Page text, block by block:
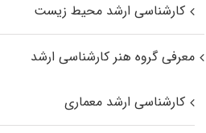
کارشناسی ارشد محیط زیست
معرفی گروه هنر کارشناسی ارشد
کارشناسی ارشد معماری